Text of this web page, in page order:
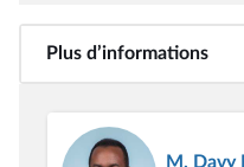
Plus d’informations
M. Davy